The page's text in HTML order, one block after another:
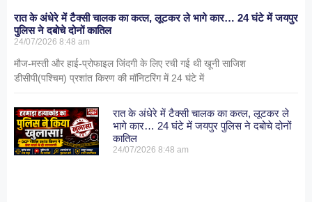
रात के अंधेरे में टैक्सी चालक का कत्ल, लूटकर ले भागे कार… 24 घंटे में जयपुर
पुलिस ने दबोचे दोनों कातिल
24/07/2026 8:48 am
मौज-मस्ती और हाई-प्रोफाइल जिंदगी के लिए रची गई थी खूनी साजिश
डीसीपी(पश्चिम) प्रशांत किरण की मॉनिटरिंग में 24 घंटे में
रात के अंधेरे में टैक्सी चालक का कत्ल, लूटकर ले
भागे कार… 24 घंटे में जयपुर पुलिस ने दबोचे दोनों
कातिल
24/07/20268:48 am